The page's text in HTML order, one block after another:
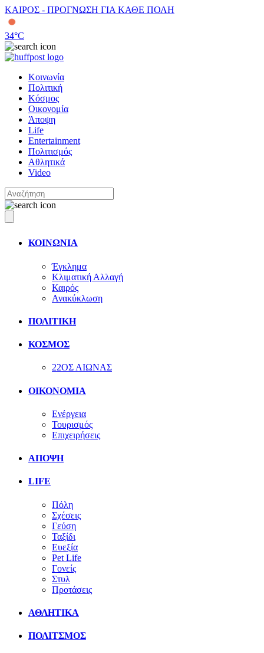
ΚΑΙΡΟΣ - ΠΡΟΓΝΩΣΗ ΓΙΑ ΚΑΘΕ ΠΟΛΗ
34°C
Κοινωνία
Πολιτική
Κόσμος
Οικονομία
Άποψη
Life
Entertainment
Πολιτισμός
Αθλητικά
Video
ΚΟΙΝΩΝΙΑ
Έγκλημα
Κλιματική Αλλαγή
Καιρός
Ανακύκλωση
ΠΟΛΙΤΙΚΗ
ΚΟΣΜΟΣ
22ΟΣ ΑΙΩΝΑΣ
ΟΙΚΟΝΟΜΙΑ
Ενέργεια
Τουρισμός
Επιχειρήσεις
ΑΠΟΨΗ
LIFE
Πόλη
Σχέσεις
Γεύση
Ταξίδι
Ευεξία
Pet Life
Γονείς
Στυλ
Προτάσεις
ΑΘΛΗΤΙΚΑ
ΠΟΛΙΤΣΜΟΣ